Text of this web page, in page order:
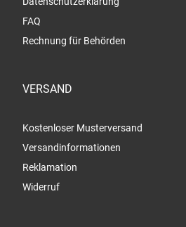
FAQ
Rechnung für Behörden
VERSAND
Kostenloser Musterversand
Versandinformationen
Reklamation
Widerruf